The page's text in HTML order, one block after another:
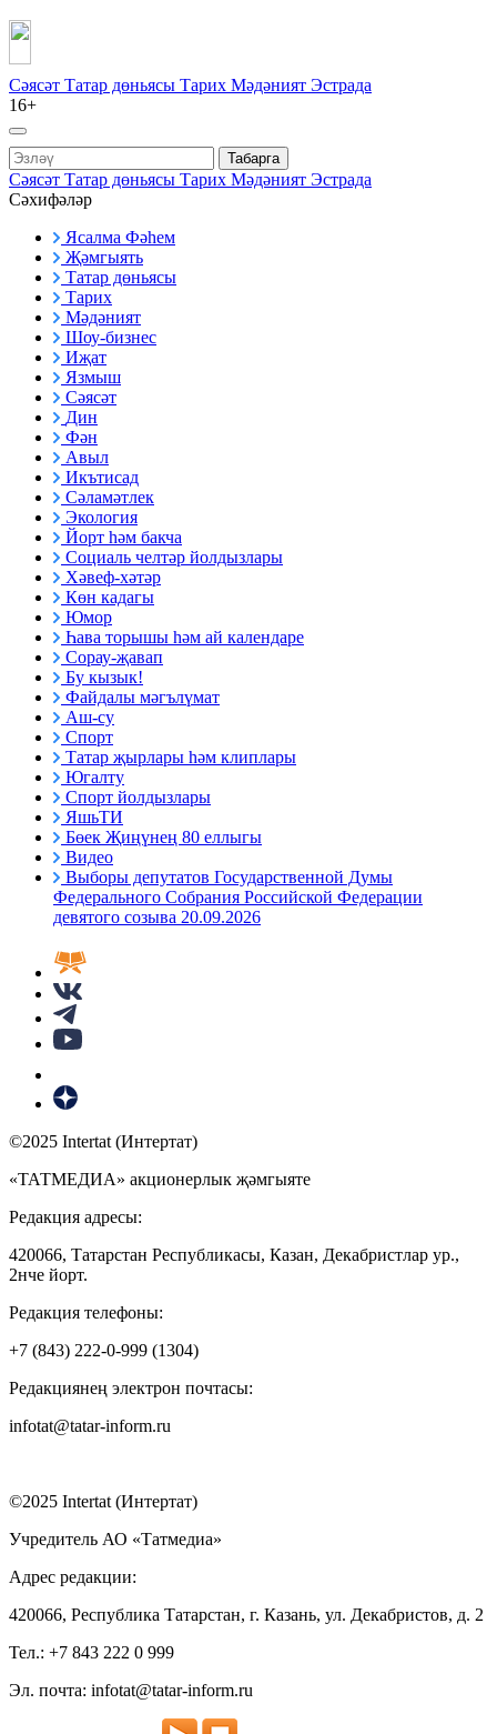
Сәясәт Татар дөньясы Тарих Мәдәният Эстрада
16+
Табарга
Сәясәт Татар дөньясы Тарих Мәдәният Эстрада
Сәхифәләр
Ясалма Фәһем
Җәмгыять
Татар дөньясы
Тарих
Мәдәният
Шоу-бизнес
Иҗат
Язмыш
Сәясәт
Дин
Фән
Авыл
Икътисад
Сәламәтлек
Экология
Йорт һәм бакча
Социаль челтәр йолдызлары
Хәвеф-хәтәр
Көн кадагы
Юмор
Һава торышы һәм ай календаре
Сорау-җавап
Бу кызык!
Файдалы мәгълүмат
Аш-су
Спорт
Татар җырлары һәм клиплары
Югалту
Спорт йолдызлары
ЯшьТИ
Бөек Җиңүнең 80 еллыгы
Видео
Выборы депутатов Государственной Думы
Федерального Собрания Российской Федерации
девятого созыва 20.09.2026
©2025 Intertat (Интертат)
«ТАТМЕДИА» акционерлык җәмгыяте
Редакция адресы:
420066, Татарстан Республикасы, Казан, Декабристлар ур.,
2нче йорт.
Редакция телефоны:
+7 (843) 222-0-999 (1304)
Редакциянең электрон почтасы:
infotat@tatar-inform.ru
©2025 Intertat (Интертат)
Учредитель АО «Татмедиа»
Адрес редакции:
420066, Республика Татарстан, г. Казань, ул. Декабристов, д. 2
Тел.: +7 843 222 0 999
Эл. почта: infotat@tatar-inform.ru